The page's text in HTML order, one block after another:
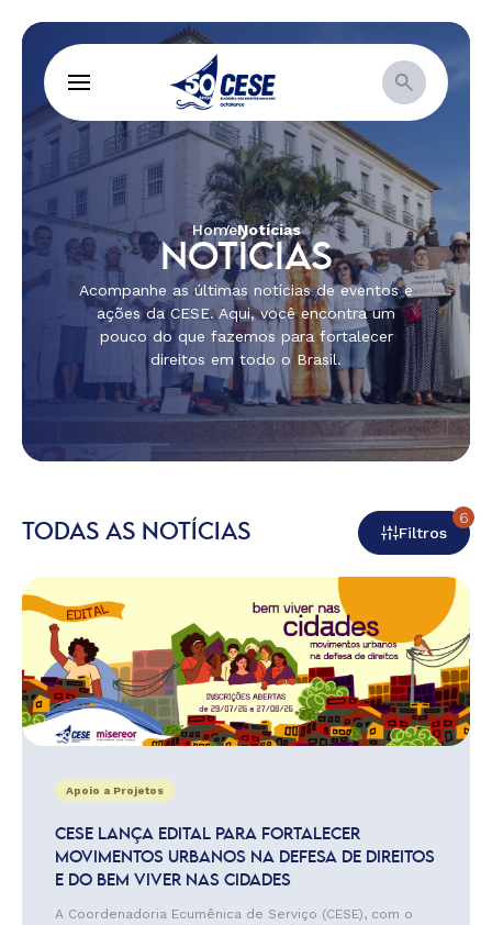
HomeNotícias
NOTÍCIAS
Acompanhe as últimas notícias de eventos e
ações da CESE. Aqui, você encontra um
pouco do que fazemos para fortalecer
direitos em todo o Brasil.
TODAS AS NOTÍCIAS Filtros
6
Apoio a Projetos
CESE LANÇA EDITAL PARA FORTALECER
MOVIMENTOS URBANOS NA DEFESA DE DIREITOS
E DO BEM VIVER NAS CIDADES
A Coordenadoria Ecumênica de Serviço (CESE), com o